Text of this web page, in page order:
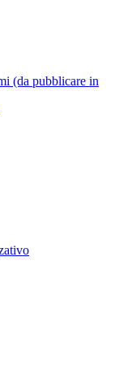
(da pubblicare in